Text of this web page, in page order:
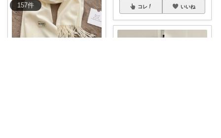
157件 コレ いいね